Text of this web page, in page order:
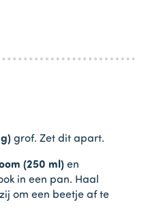
grof. Zet dit apart.
(250 ml) en
in een pan. Haal
om een beetje af te